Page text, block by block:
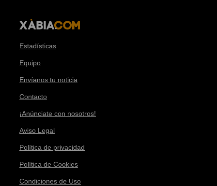
Estadísticas
Equipo
Envíanos tu noticia
Contacto
¡Anúnciate con nosotros!
Aviso Legal
Política de privacidad
Política de Cookies
Condiciones de Uso